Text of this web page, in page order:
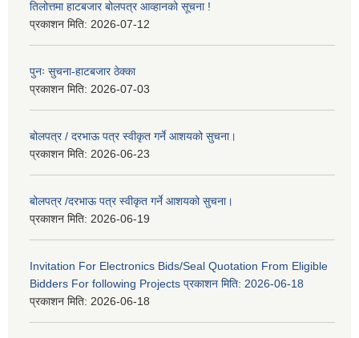
तिलोत्तमा हाटबजार बोलपत्र आव्हानको सूचना !
प्रकाशन मिति: 2026-07-12
पुनः सुचना-हाटबजार ठेक्का
प्रकाशन मिति: 2026-07-03
बोलपत्र / दरभाऊ पत्र स्वीकृत गर्ने आशयको सुचना।
प्रकाशन मिति: 2026-06-23
बोलपत्र /दरभाऊ पत्र स्वीकृत गर्ने आशयको सुचना।
प्रकाशन मिति: 2026-06-19
Invitation For Electronics Bids/Seal Quotation From Eligible
Bidders For following Projects प्रकाशन मिति: 2026-06-18
प्रकाशन मिति: 2026-06-18